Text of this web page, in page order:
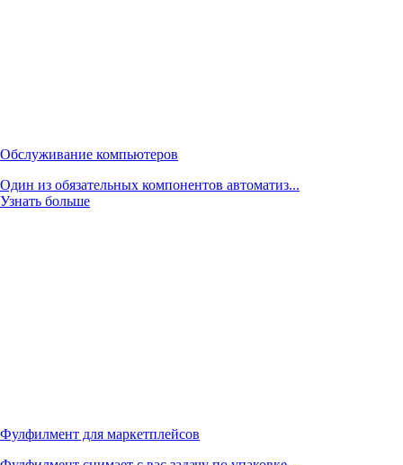
Обслуживание компьютеров
Один из обязательных компонентов автоматиз...
Узнать больше
Фулфилмент для маркетплейсов